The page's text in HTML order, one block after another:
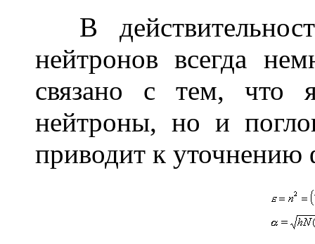
В
нейтронов всегда
связано с тем, что
нейтроны, но и
приводит к